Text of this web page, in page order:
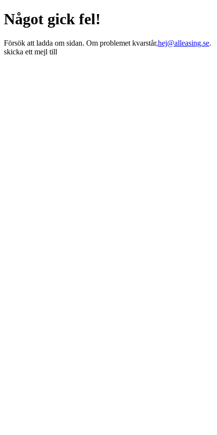
Något gick fel!
Försök att ladda om sidan. Om problemet kvarstår,hej@alleasing.se.
skicka ett mejl till